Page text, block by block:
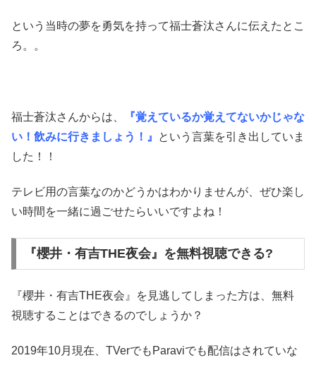
という当時の夢を勇気を持って福士蒼汰さんに伝えたとこ
ろ。。
福士蒼汰さんからは、
『覚えているか覚えてないかじゃな
い！飲みに行きましょう！』
という言葉を引き出していま
した！！
テレビ用の言葉なのかどうかはわかりませんが、ぜひ楽し
い時間を一緒に過ごせたらいいですよね！
『櫻井・有吉THE夜会』を無料視聴できる?
『櫻井・有吉THE夜会』を見逃してしまった方は、無料
視聴することはできるのでしょうか？
2019年10月現在、TVerでもParaviでも配信はされていな